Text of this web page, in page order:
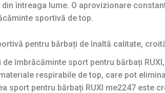
întreaga lume. O aprovizionare
sportivă de top.
pentru bărbați de înaltă calitate,
de îmbrăcăminte sport pentru bărbați
respirabile de top, care pot
sport pentru bărbați RUXI me2247 este